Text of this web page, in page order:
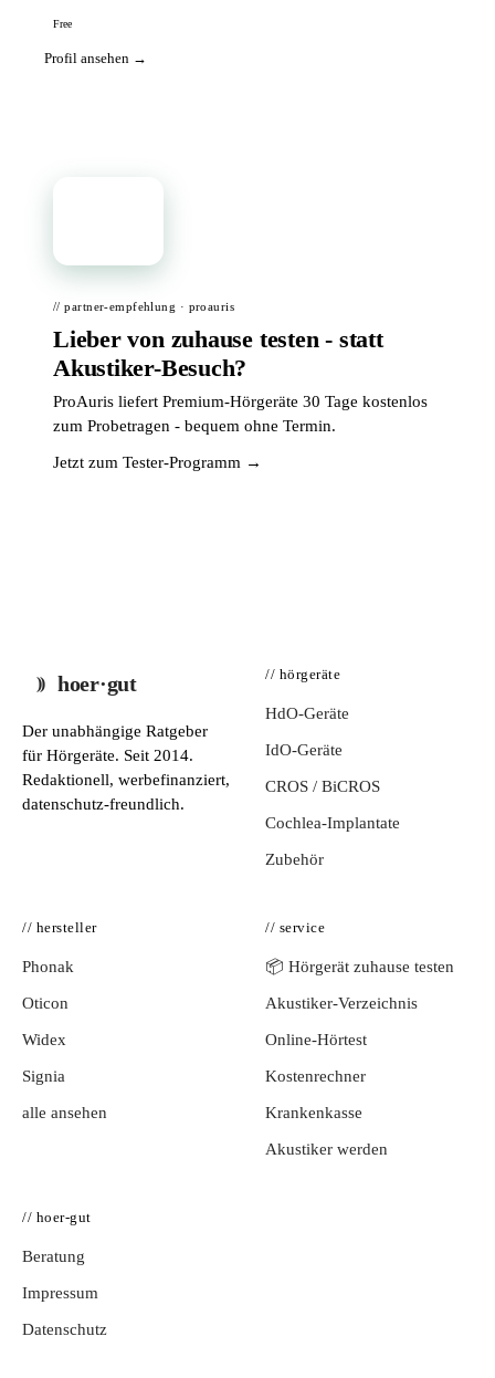
Free
Profil ansehen →
// partner-empfehlung · proauris
Lieber von zuhause testen - statt
Akustiker-Besuch?
ProAuris liefert Premium-Hörgeräte 30 Tage kostenlos
zum Probetragen - bequem ohne Termin.
Jetzt zum Tester-Programm →
hoer·gut
Der unabhängige Ratgeber
für Hörgeräte. Seit 2014.
Redaktionell, werbefinanziert,
datenschutz-freundlich.
// hörgeräte
HdO-Geräte
IdO-Geräte
CROS / BiCROS
Cochlea-Implantate
Zubehör
// hersteller
Phonak
Oticon
Widex
Signia
alle ansehen
// service
📦 Hörgerät zuhause testen
Akustiker-Verzeichnis
Online-Hörtest
Kostenrechner
Krankenkasse
Akustiker werden
// hoer-gut
Beratung
Impressum
Datenschutz